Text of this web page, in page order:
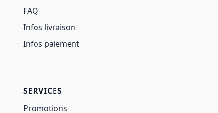
FAQ
Infos livraison
Infos paiement
SERVICES
Promotions